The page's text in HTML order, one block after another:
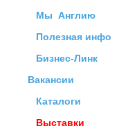
Мы Англию
Полезная инфо
Бизнес-Линк
Вакансии
Каталоги
Выставки